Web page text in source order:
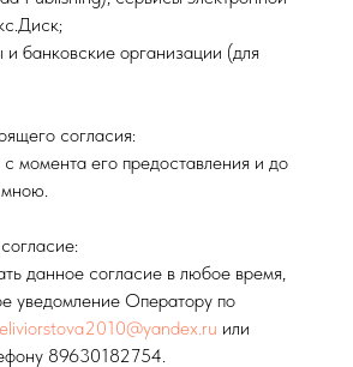
и банковские организации (для
согласия:
момента его предоставления и до
мною.
данное согласие в любое время,
уведомление Оператору по
или
89630182754.